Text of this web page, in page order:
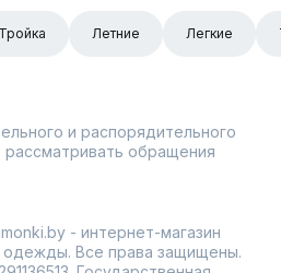
Тройка Летние Легкие
и распорядительного
обращения
- интернет-магазин
одежды. Все права защищены.